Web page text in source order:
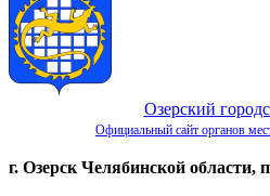
Озерский
Официальный сайт органов
г. Озерск Челябинской области,